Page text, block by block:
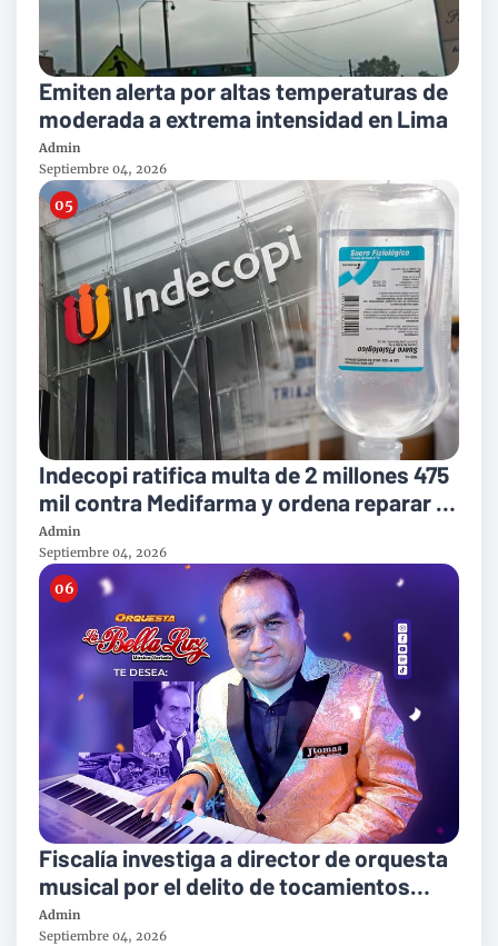
Emiten alerta por altas temperaturas de
moderada a extrema intensidad en Lima
Admin
Septiembre 04, 2026
Indecopi ratifica multa de 2 millones 475
mil contra Medifarma y ordena reparar a
victimas del suero defectuoso
Admin
Septiembre 04, 2026
Fiscalía investiga a director de orquesta
musical por el delito de tocamientos
indebidos
Admin
Septiembre 04, 2026